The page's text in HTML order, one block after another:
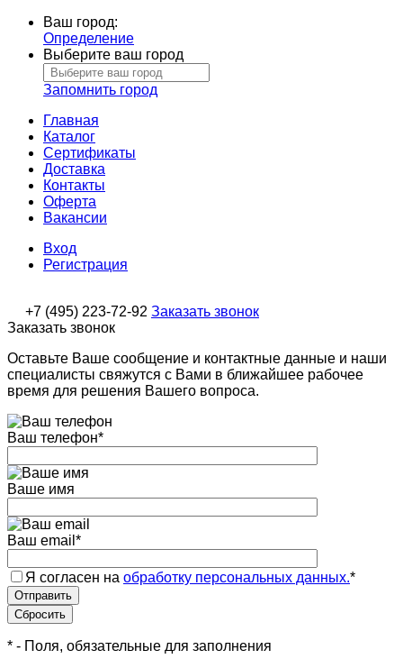
Ваш город:
Определение
Выберите ваш город
Запомнить город
Главная
Каталог
Сертификаты
Доставка
Контакты
Оферта
Вакансии
Вход
Регистрация
+7 (495) 223-72-92 Заказать звонок
Заказать звонок
Оставьте Ваше сообщение и контактные данные и наши
специалисты свяжутся с Вами в ближайшее рабочее
время для решения Вашего вопроса.
Ваш телефон*
Ваше имя
Ваш email *
Я согласен на обработку персональных данных.*
* - Поля, обязательные для заполнения